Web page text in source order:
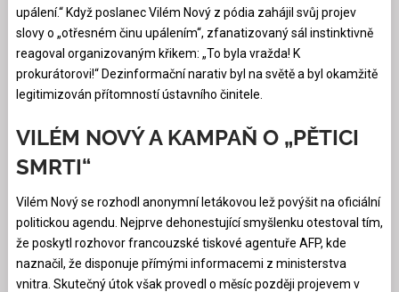
upálení.“ Když poslanec Vilém Nový z pódia zahájil svůj projev
slovy o „otřesném činu upálením“, zfanatizovaný sál instinktivně
reagoval organizovaným křikem: „To byla vražda! K
prokurátorovi!“ Dezinformační narativ byl na světě a byl okamžitě
legitimizován přítomností ústavního činitele.
VILÉM NOVÝ A KAMPAŇ O „PĚTICI
SMRTI“
Vilém Nový se rozhodl anonymní letákovou lež povýšit na oficiální
politickou agendu. Nejprve dehonestující smyšlenku otestoval tím,
že poskytl rozhovor francouzské tiskové agentuře AFP, kde
naznačil, že disponuje přímými informacemi z ministerstva
vnitra. Skutečný útok však provedl o měsíc později projevem v